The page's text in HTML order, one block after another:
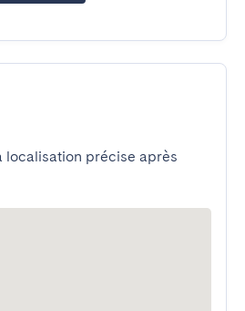
localisation précise après